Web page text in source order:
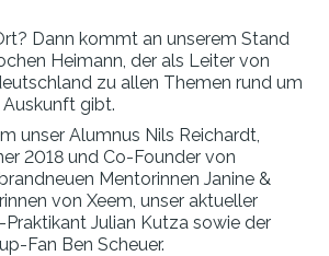
Dann kommt an unserem Stand
Heimann, der als Leiter von
zu allen Themen rund um
Auskunft gibt.
unser Alumnus Nils Reichardt,
2018 und Co-Founder von
Mentorinnen Janine &
von Xeem, unser aktueller
Praktikant Julian Kutza sowie der
Fan Ben Scheuer.